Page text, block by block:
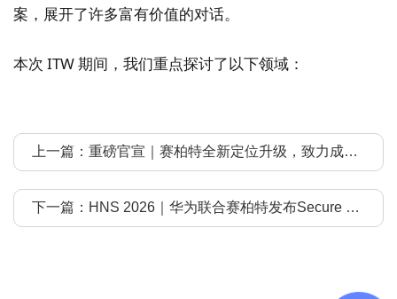
案，展开了许多富有价值的对话。
本次 ITW 期间，我们重点探讨了以下领域：
上一篇：重磅官宣｜赛柏特全新定位升级，致力成为全球AI算网基础设施服务商
下一篇：HNS 2026｜华为联合赛柏特发布Secure SD-WAN MSP云服务样板点